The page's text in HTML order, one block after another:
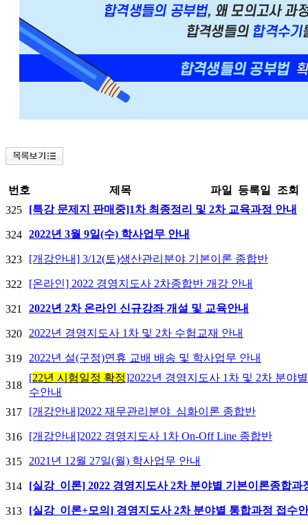
번호 제목 파일 등록일
조회
325
[특강 문제지 판매중]1차 최종정리 및 2차 교육과정 안내
324 2022년 3월 9일(수) 학사업무 안내
323 [개강안내] 3/12(토)생산관리분야 기본이론 종합반
322 [온라인] 2022 경영지도사 2차종합반 개강 안내
321 2022년 2차 온라인 신규강좌 개설 및 교육안내
320 2022년 경영지도사 1차 및 2차 수험교재 안내
319 2022년 설(구정)연휴 교배 배송 및 학사업무 안내
318
[22년 시험일정 확정]2022년 경영지도사 1차 및 2차 분야
수안내
317
[개강안내]2022 재무관리분야_심화이론 종합반
316 [개강안내]2022 경영지도사 1차 On-Off Line 종합반
315 2021년 12월 27일(월) 학사업무 안내
314 [실강_이론] 2022 경영지도사 2차 분야별 기본이론종합과
313 [실강_이론+모의] 경영지도사 2차 분야별 통합과정 접수